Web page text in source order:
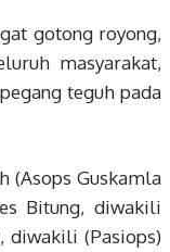
gotong royong,
masyarakat,
teguh pada
(Asops Guskamla
Bitung, diwakili
diwakili (Pasiops)